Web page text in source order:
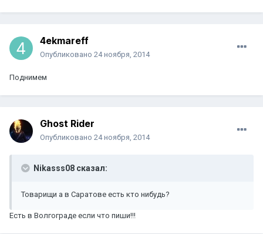
4ekmareff
Опубликовано 24 ноября, 2014
Поднимем
Ghost Rider
Опубликовано 24 ноября, 2014
Nikasss08 сказал:
Товарищи а в Саратове есть кто нибудь?
Есть в Волгограде если что пиши!!!